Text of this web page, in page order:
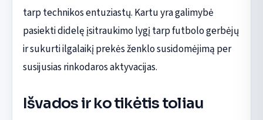
tarp technikos entuziastų. Kartu yra galimybė
pasiekti didelę įsitraukimo lygį tarp futbolo gerbėjų
ir sukurti ilgalaikį prekės ženklo susidomėjimą per
susijusias rinkodaros aktyvacijas.
Išvados ir ko tikėtis toliau